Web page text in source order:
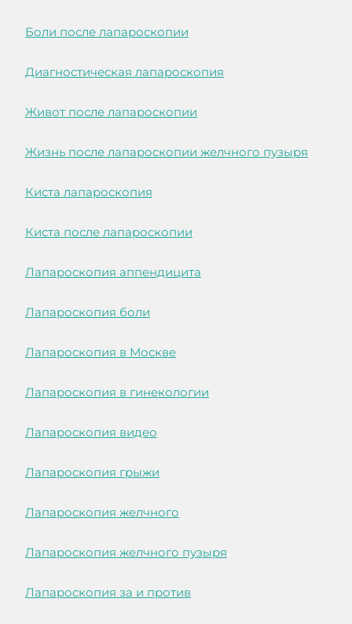
Боли после лапароскопии
Диагностическая лапароскопия
Живот после лапароскопии
Жизнь после лапароскопии желчного пузыря
Киста лапароскопия
Киста после лапароскопии
Лапароскопия аппендицита
Лапароскопия боли
Лапароскопия в Москве
Лапароскопия в гинекологии
Лапароскопия видео
Лапароскопия грыжи
Лапароскопия желчного
Лапароскопия желчного пузыря
Лапароскопия за и против